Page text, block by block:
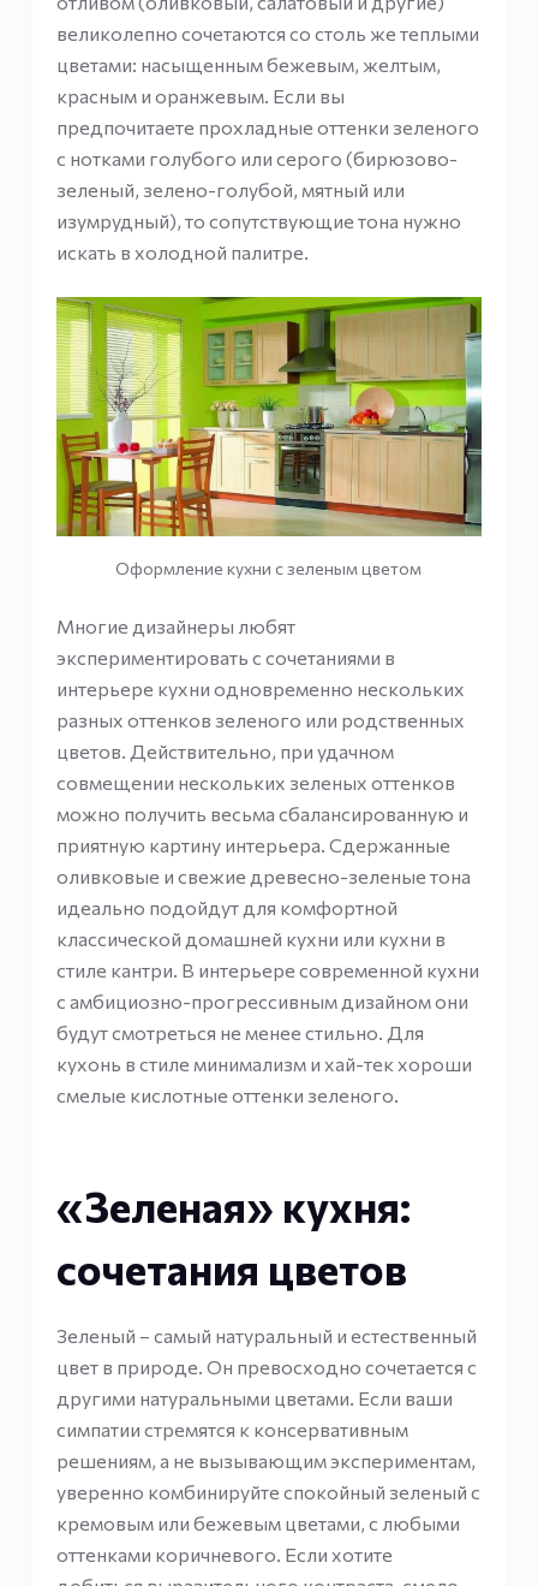
великолепно сочетаются со столь же теплыми
цветами: насыщенным бежевым, желтым,
красным и оранжевым. Если вы
предпочитаете прохладные оттенки зеленого
с нотками голубого или серого (бирюзово-
зеленый, зелено-голубой, мятный или
изумрудный), то сопутствующие тона нужно
искать в холодной палитре.
Оформление кухни с зеленым цветом
Многие дизайнеры любят
экспериментировать с сочетаниями в
интерьере кухни одновременно нескольких
разных оттенков зеленого или родственных
цветов. Действительно, при удачном
совмещении нескольких зеленых оттенков
можно получить весьма сбалансированную и
приятную картину интерьера. Сдержанные
оливковые и свежие древесно-зеленые тона
идеально подойдут для комфортной
классической домашней кухни или кухни в
стиле кантри. В интерьере современной кухни
с амбициозно-прогрессивным дизайном они
будут смотреться не менее стильно. Для
кухонь в стиле минимализм и хай-тек хороши
смелые кислотные оттенки зеленого.
«Зеленая» кухня:
сочетания цветов
Зеленый – самый натуральный и естественный
цвет в природе. Он превосходно сочетается с
другими натуральными цветами. Если ваши
симпатии стремятся к консервативным
решениям, а не вызывающим экспериментам,
уверенно комбинируйте спокойный зеленый с
кремовым или бежевым цветами, с любыми
оттенками коричневого. Если хотите